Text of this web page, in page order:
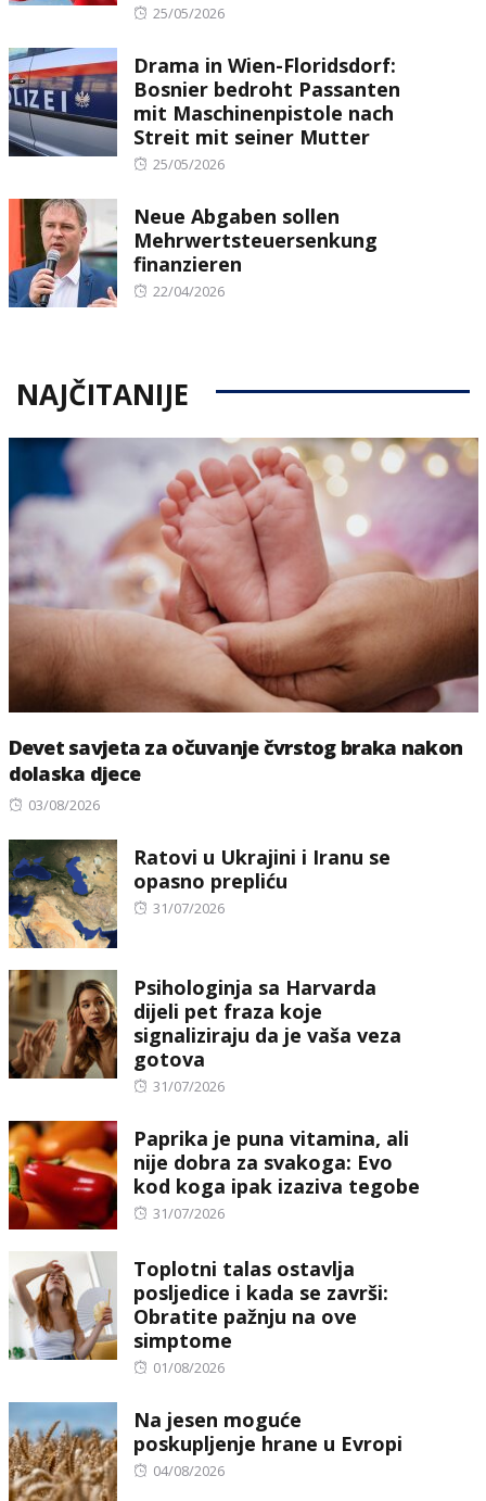
Posted
25/05/2026
Drama in Wien-Floridsdorf:
Bosnier bedroht Passanten
mit Maschinenpistole nach
Streit mit seiner Mutter
Posted
25/05/2026
Neue Abgaben sollen
Mehrwertsteuersenkung
finanzieren
Posted
22/04/2026
NAJČITANIJE
Devet savjeta za očuvanje čvrstog braka nakon
dolaska djece
Posted
03/08/2026
Ratovi u Ukrajini i Iranu se
opasno prepliću
Posted
31/07/2026
Psihologinja sa Harvarda
dijeli pet fraza koje
signaliziraju da je vaša veza
gotova
Posted
31/07/2026
Paprika je puna vitamina, ali
nije dobra za svakoga: Evo
kod koga ipak izaziva tegobe
Posted
31/07/2026
Toplotni talas ostavlja
posljedice i kada se završi:
Obratite pažnju na ove
simptome
Posted
01/08/2026
Na jesen moguće
poskupljenje hrane u Evropi
Posted
04/08/2026